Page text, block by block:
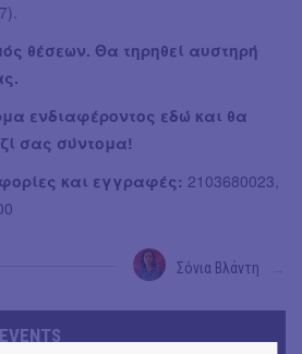
θέσεων. Θα τηρηθεί αυστηρή
ενδιαφέροντος εδώ και θα
σας σύντομα!
και εγγραφές: 2103680023,
Σόνια Βλάντη